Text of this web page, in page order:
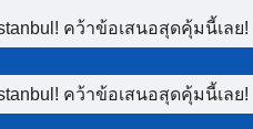
คว้าข้อเสนอสุดคุ้มนี้เลย!
คว้าข้อเสนอสุดคุ้มนี้เลย!